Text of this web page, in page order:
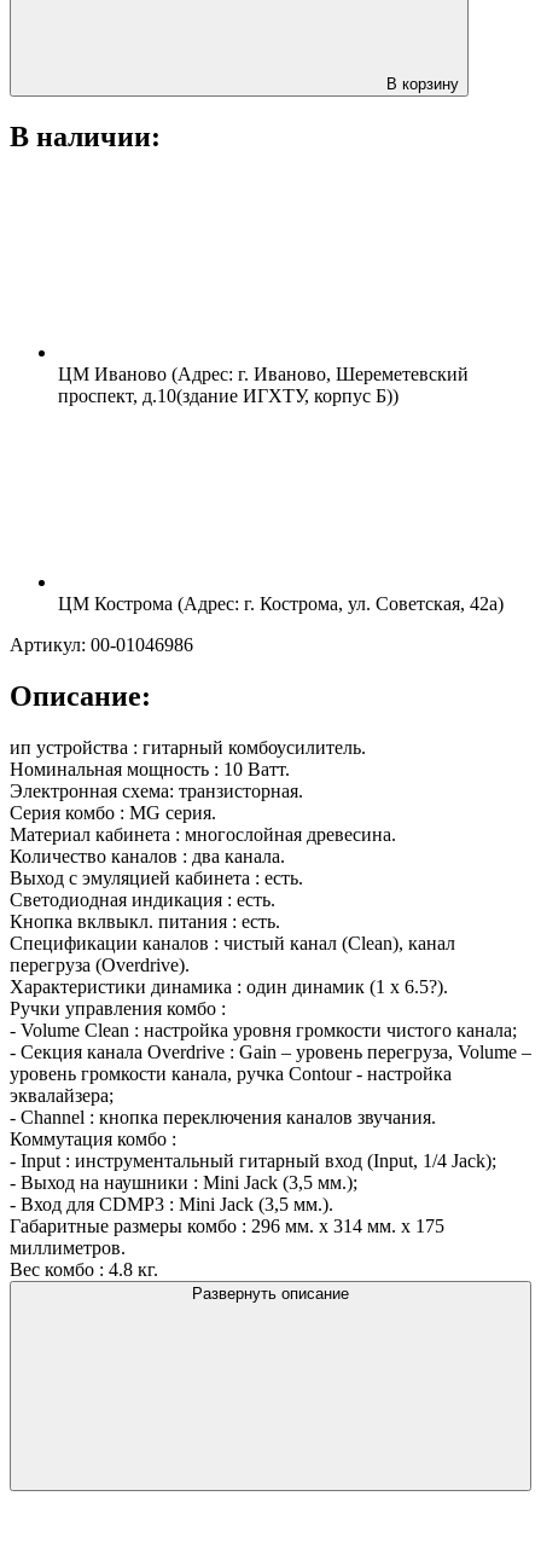
В корзину
В наличии:
ЦМ Иваново (Адрес: г. Иваново, Шереметевский
проспект, д.10(здание ИГХТУ, корпус Б))
ЦМ Кострома (Адрес: г. Кострома, ул. Советская, 42а)
Артикул: 00-01046986
Описание:
ип устройства : гитарный комбоусилитель.
Номинальная мощность : 10 Ватт.
Электронная схема: транзисторная.
Серия комбо : MG серия.
Материал кабинета : многослойная древесина.
Количество каналов : два канала.
Выход с эмуляцией кабинета : есть.
Светодиодная индикация : есть.
Кнопка вклвыкл. питания : есть.
Спецификации каналов : чистый канал (Сlean), канал
перегруза (Overdrive).
Характеристики динамика : один динамик (1 х 6.5?).
Ручки управления комбо :
- Volume Clean : настройка уровня громкости чистого канала;
- Секция канала Overdrive : Gain – уровень перегруза, Volume –
уровень громкости канала, ручка Contour - настройка
эквалайзера;
- Channel : кнопка переключения каналов звучания.
Коммутация комбо :
- Input : инструментальный гитарный вход (Input, 1/4 Jack);
- Выход на наушники : Mini Jack (3,5 мм.);
- Вход для CDMP3 : Mini Jack (3,5 мм.).
Габаритные размеры комбо : 296 мм. х 314 мм. х 175
миллиметров.
Вес комбо : 4.8 кг.
Развернуть описание